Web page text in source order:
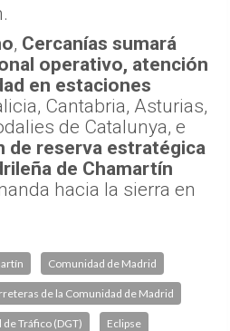
, Cercanías sumará
operativo, atención
en estaciones
Cantabria, Asturias,
de Catalunya, e
de reserva estratégica
de Chamartín
hacia la sierra en
Comunidad de Madrid
de la Comunidad de Madrid
Tráfico (DGT) Eclipse